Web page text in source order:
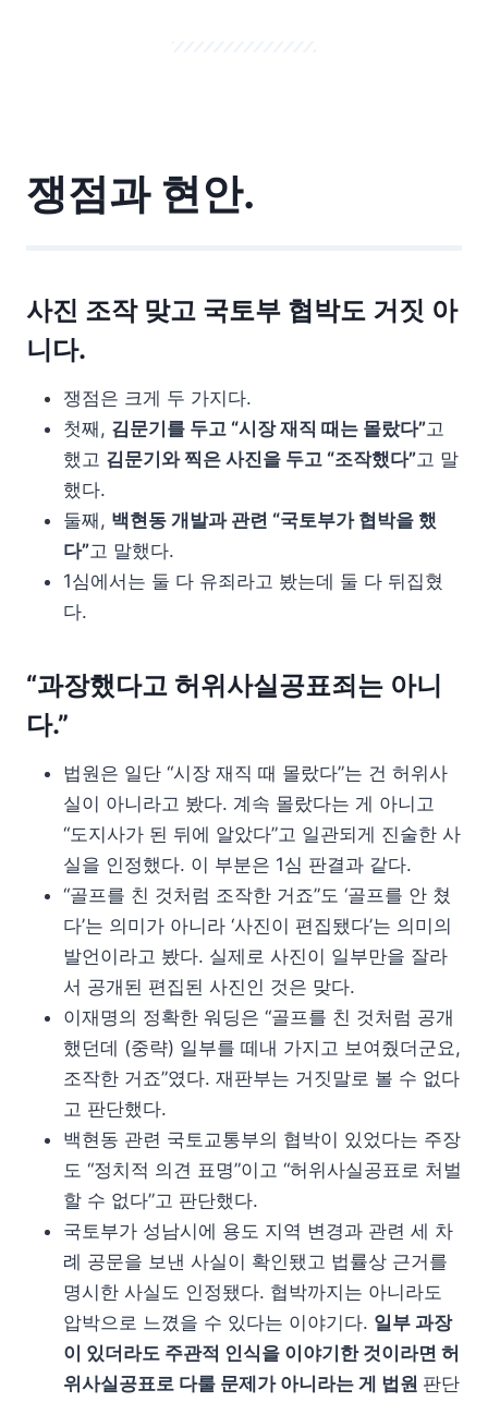
쟁점과 현안.
사진 조작 맞고 국토부 협박도 거짓 아
니다.
쟁점은 크게 두 가지다.
첫째, 김문기를 두고 “시장 재직 때는 몰랐다”고
했고 김문기와 찍은 사진을 두고 “조작했다”고 말
했다.
둘째, 백현동 개발과 관련 “국토부가 협박을 했
다”고 말했다.
1심에서는 둘 다 유죄라고 봤는데 둘 다 뒤집혔
다.
“과장했다고 허위사실공표죄는 아니
다.”
법원은 일단 “시장 재직 때 몰랐다”는 건 허위사
실이 아니라고 봤다. 계속 몰랐다는 게 아니고
“도지사가 된 뒤에 알았다”고 일관되게 진술한 사
실을 인정했다. 이 부분은 1심 판결과 같다.
“골프를 친 것처럼 조작한 거죠”도 ‘골프를 안 쳤
다’는 의미가 아니라 ‘사진이 편집됐다’는 의미의
발언이라고 봤다. 실제로 사진이 일부만을 잘라
서 공개된 편집된 사진인 것은 맞다.
이재명의 정확한 워딩은 “골프를 친 것처럼 공개
했던데 (중략) 일부를 떼내 가지고 보여줬더군요,
조작한 거죠”였다. 재판부는 거짓말로 볼 수 없다
고 판단했다.
백현동 관련 국토교통부의 협박이 있었다는 주장
도 “정치적 의견 표명”이고 “허위사실공표로 처벌
할 수 없다”고 판단했다.
국토부가 성남시에 용도 지역 변경과 관련 세 차
례 공문을 보낸 사실이 확인됐고 법률상 근거를
명시한 사실도 인정됐다. 협박까지는 아니라도
압박으로 느꼈을 수 있다는 이야기다. 일부 과장
이 있더라도 주관적 인식을 이야기한 것이라면 허
위사실공표로 다룰 문제가 아니라는 게 법원 판단